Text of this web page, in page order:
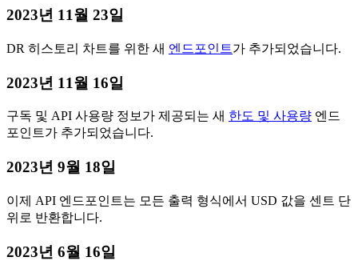
2023년 11월 23일
DR 히스토리 차트를 위한 새 엔드포인트가 추가되었습니다.
2023년 11월 16일
구독 및 API 사용량 정보가 제공되는 새 한도 및 사용량 엔드
포인트가 추가되었습니다.
2023년 9월 18일
이제 API 엔드포인트는 모든 출력 형식에서 USD 값을 센트 단
위로 반환합니다.
2023년 6월 16일